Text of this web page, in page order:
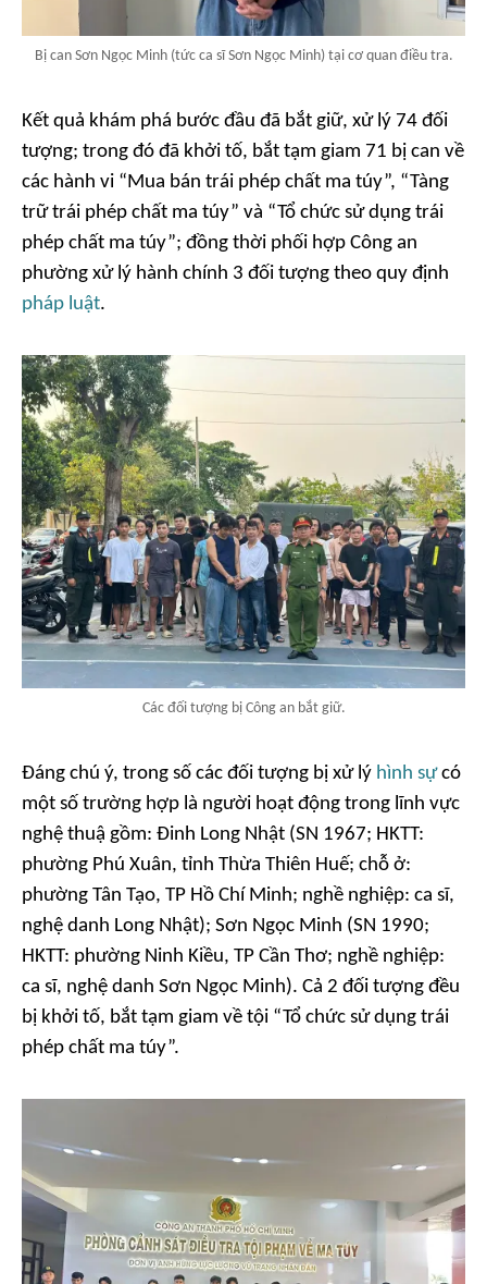
Bị can Sơn Ngọc Minh (tức ca sĩ Sơn Ngọc Minh) tại cơ quan điều tra.
Kết quả khám phá bước đầu đã bắt giữ, xử lý 74 đối
tượng; trong đó đã khởi tố, bắt tạm giam 71 bị can về
các hành vi “Mua bán trái phép chất ma túy”, “Tàng
trữ trái phép chất ma túy” và “Tổ chức sử dụng trái
phép chất ma túy”; đồng thời phối hợp Công an
phường xử lý hành chính 3 đối tượng theo quy định
pháp luật.
Các đối tượng bị Công an bắt giữ.
Đáng chú ý, trong số các đối tượng bị xử lý hình sựcó
một số trường hợp là người hoạt động trong lĩnh vực
nghệ thuậ gồm: Đinh Long Nhật (SN 1967; HKTT:
phường Phú Xuân, tỉnh Thừa Thiên Huế; chỗ ở:
phường Tân Tạo, TP Hồ Chí Minh; nghề nghiệp: ca sĩ,
nghệ danh Long Nhật); Sơn Ngọc Minh (SN 1990;
HKTT: phường Ninh Kiều, TP Cần Thơ; nghề nghiệp:
ca sĩ, nghệ danh Sơn Ngọc Minh). Cả 2 đối tượng đều
bị khởi tố, bắt tạm giam về tội “Tổ chức sử dụng trái
phép chất ma túy”.